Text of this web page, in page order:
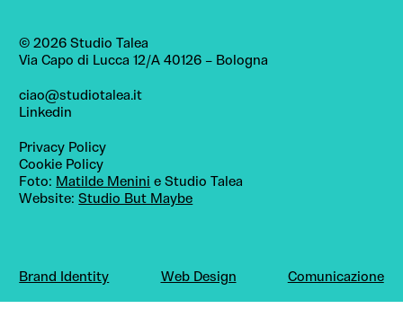
© 2026 Studio Talea
Via Capo di Lucca 12/A40126 – Bologna
ciao@studiotalea.it
Linkedin
Privacy Policy
Cookie Policy
Foto: Matilde Menini e Studio Talea
Website:Studio But Maybe
Brand Identity Web Design Comunicazione